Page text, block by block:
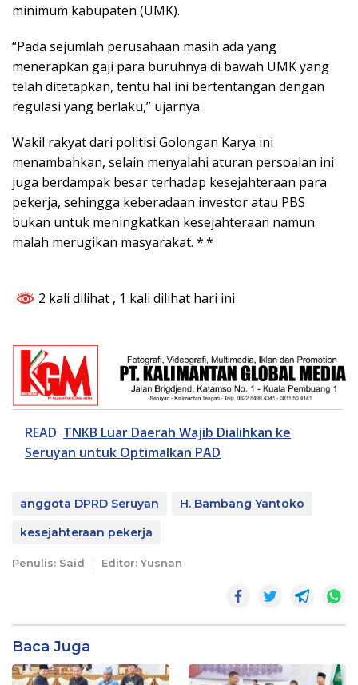
minimum kabupaten (UMK).
“Pada sejumlah perusahaan masih ada yang
menerapkan gaji para buruhnya di bawah UMK yang
telah ditetapkan, tentu hal ini bertentangan dengan
regulasi yang berlaku,” ujarnya.
Wakil rakyat dari politisi Golongan Karya ini
menambahkan, selain menyalahi aturan persoalan ini
juga berdampak besar terhadap kesejahteraan para
pekerja, sehingga keberadaan investor atau PBS
bukan untuk meningkatkan kesejahteraan namun
malah merugikan masyarakat. *.*
2 kali dilihat , 1 kali dilihat hari ini
READ TNKB Luar Daerah Wajib Dialihkan ke
Seruyan untuk Optimalkan PAD
anggota DPRD Seruyan
H. Bambang Yantoko
kesejahteraan pekerja
Penulis: Said Editor: Yusnan
Baca Juga